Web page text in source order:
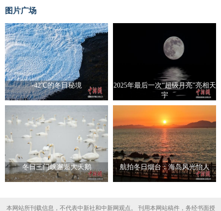
图片广场
-42℃的冬日秘境
2025年最后一次“超级月亮”亮相天
宇
冬日三门峡邂逅大天鹅 航拍冬日烟台：海岛风光怡人
本网站所刊载信息，不代表中新社和中新网观点。 刊用本网站稿件，务经书面授